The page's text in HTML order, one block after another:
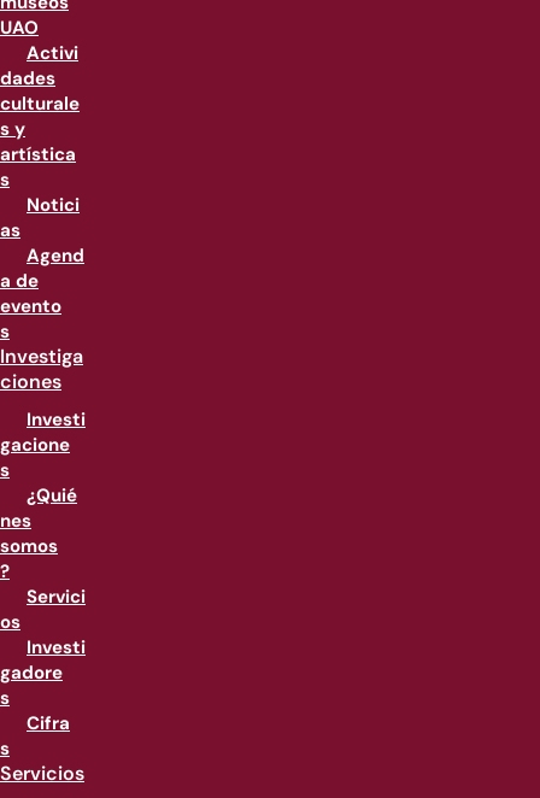
UAO
Activi
dades
culturale
s y
artística
s
Notici
as
Agend
a de
evento
s
Investiga
ciones
Investi
gacione
s
¿Quié
nes
somos
?
Servici
os
Investi
gadore
s
Cifra
s
Servicios